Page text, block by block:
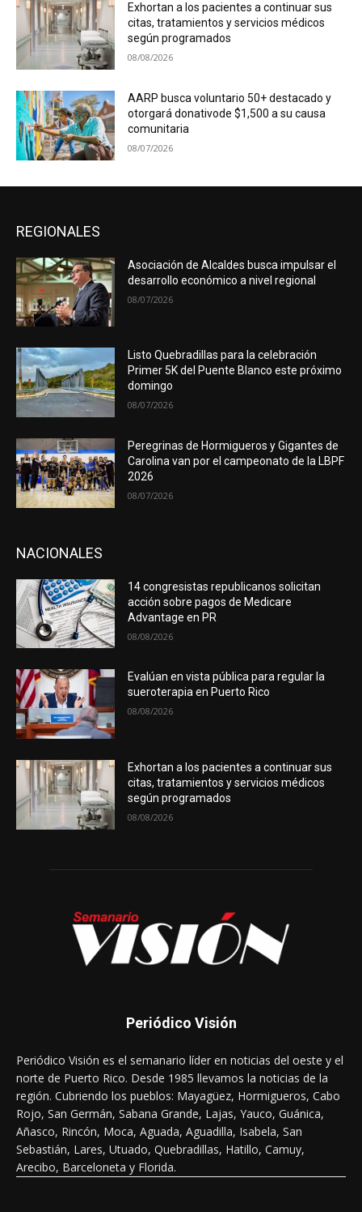
Exhortan a los pacientes a continuar sus
citas, tratamientos y servicios médicos
según programados
08/08/2026
AARP busca voluntario 50+ destacado y
otorgará donativode $1,500 a su causa
comunitaria
08/07/2026
REGIONALES
Asociación de Alcaldes busca impulsar el
desarrollo económico a nivel regional
08/07/2026
Listo Quebradillas para la celebración
Primer 5K del Puente Blanco este próximo
domingo
08/07/2026
Peregrinas de Hormigueros y Gigantes de
Carolina van por el campeonato de la LBPF
2026
08/07/2026
NACIONALES
14 congresistas republicanos solicitan
acción sobre pagos de Medicare
Advantage en PR
08/08/2026
Evalúan en vista pública para regular la
sueroterapia en Puerto Rico
08/08/2026
Exhortan a los pacientes a continuar sus
citas, tratamientos y servicios médicos
según programados
08/08/2026
Periódico Visión
Periódico Visión es el semanario líder en noticias del oeste y el
norte de Puerto Rico. Desde 1985 llevamos la noticias de la
región. Cubriendo los pueblos: Mayagüez, Hormigueros, Cabo
Rojo, San Germán, Sabana Grande, Lajas, Yauco, Guánica,
Añasco, Rincón, Moca, Aguada, Aguadilla, Isabela, San
Sebastián, Lares, Utuado, Quebradillas, Hatillo, Camuy,
Arecibo, Barceloneta y Florida.